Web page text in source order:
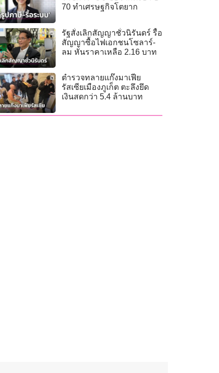
70 ทำเศรษฐกิจโตยาก
รัฐสั่งเลิกสัญญาชั่วนิรันดร์ รื้อ
สัญญาซื้อไฟเอกชนโซลาร์-
ลม หั่นราคาเหลือ 2.16 บาท
ตำรวจทลายแก๊งมาเฟีย
รัสเซียเมืองภูเก็ต ตะลึงยึด
เงินสดกว่า 5.4 ล้านบาท